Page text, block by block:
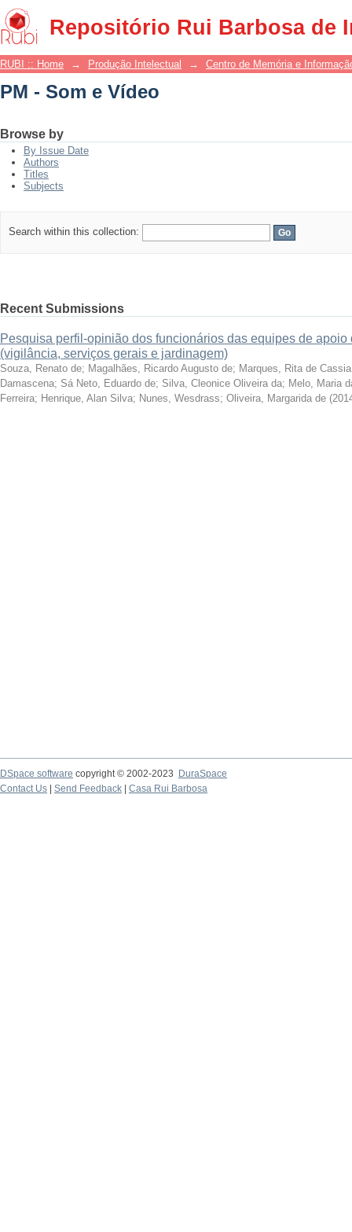
Repositório Rui Barbosa de
PM - Som e Vídeo
RUBI :: Home → Produção Intelectual → Centro de Memória e
PM - Som e Vídeo
Browse by
By Issue Date
Authors
Titles
Subjects
Search within this collection:
Recent Submissions
Pesquisa perfil-opinião dos funcionários das equipes de
(vigilância, serviços gerais e jardinagem)
Souza, Renato de; Magalhães, Ricardo Augusto de; Marques, Rita de
Damascena; Sá Neto, Eduardo de; Silva, Cleonice Oliveira da; Melo, Maria
Ferreira; Henrique, Alan Silva; Nunes, Wesdrass; Oliveira, Margarida de (
DSpace software copyright © 2002-2023
DuraSpace
Contact Us
Send Feedback Casa Rui Barbosa